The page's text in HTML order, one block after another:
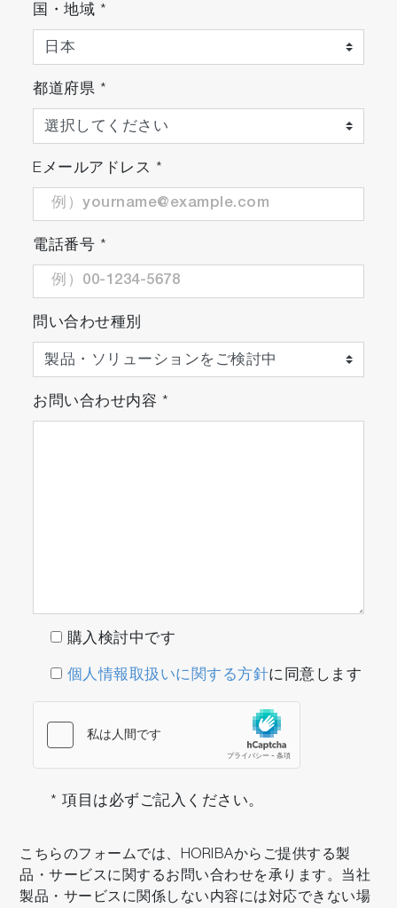
国・地域 *
都道府県 *
Eメールアドレス *
電話番号 *
問い合わせ種別
お問い合わせ内容 *
購入検討中です
個人情報取扱いに関する方針に同意します
* 項目は必ずご記入ください。
こちらのフォームでは、HORIBAからご提供する製
品・サービスに関するお問い合わせを承ります。当社
製品・サービスに関係しない内容には対応できない場